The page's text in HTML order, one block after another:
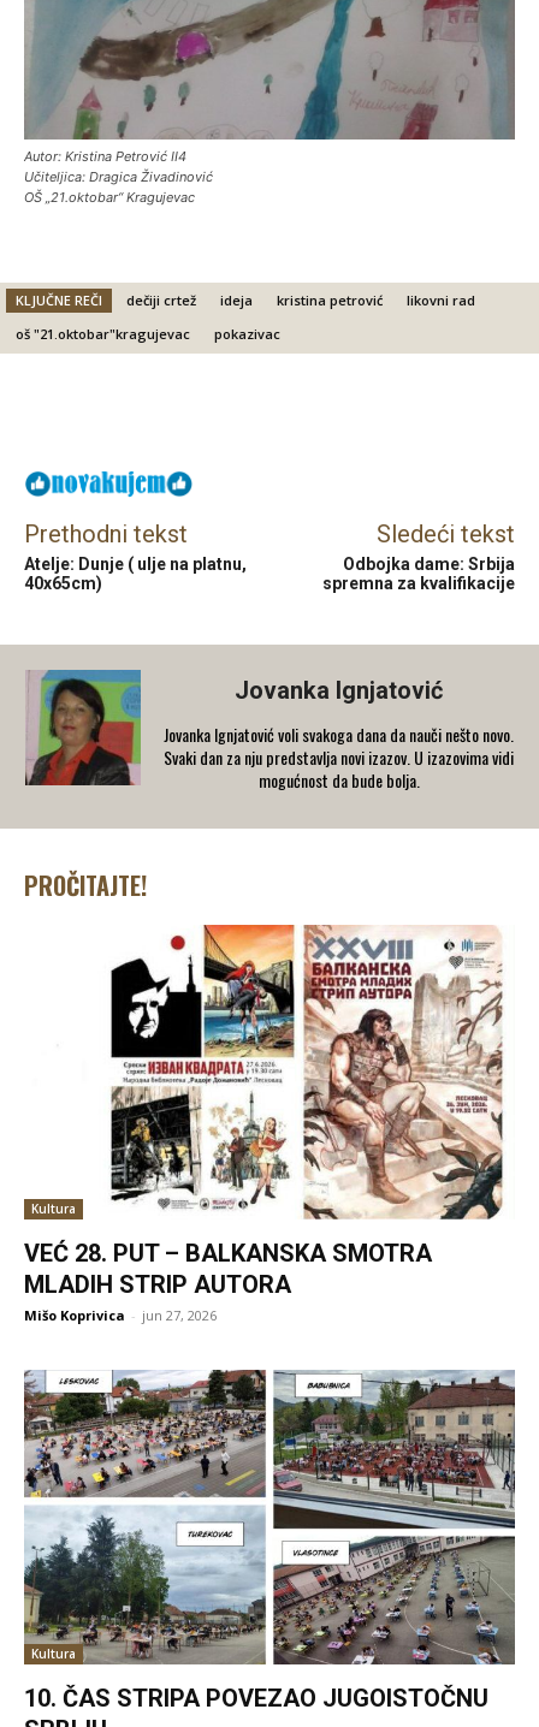
Autor: Kristina Petrović II4
Učiteljica: Dragica Živadinović
OŠ „21.oktobar“ Kragujevac
KLJUČNE REČI dečiji crtež ideja kristina petrović
likovni rad
oš "21.oktobar"kragujevac
pokazivac
Prethodni tekst
Atelje: Dunje ( ulje na platnu,
40x65cm)
Sledeći tekst
Odbojka dame: Srbija
spremna za kvalifikacije
Jovanka Ignjatović
Jovanka Ignjatović voli svakoga dana da nauči nešto novo.
Svaki dan za nju predstavlja novi izazov. U izazovima vidi
mogućnost da bude bolja.
PROČITAJTE!
Kultura
VEĆ 28. PUT – BALKANSKA SMOTRA
MLADIH STRIP AUTORA
Mišo Koprivica - jun 27, 2026
Kultura
10. ČAS STRIPA POVEZAO JUGOISTOČNU